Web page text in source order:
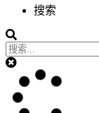
搜索